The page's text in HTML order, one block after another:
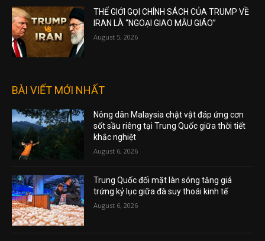
THẾ GIỚI GỌI CHÍNH SÁCH CỦA TRUMP VỀ
IRAN LÀ “NGOẠI GIAO MẪU GIÁO”
August 5, 2026
BÀI VIẾT MỚI NHẤT
Nông dân Malaysia chật vật đáp ứng cơn
sốt sầu riêng tại Trung Quốc giữa thời tiết
khắc nghiệt
August 6, 2026
Trung Quốc đối mặt làn sóng tăng giá
trứng kỷ lục giữa đà suy thoái kinh tế
August 6, 2026